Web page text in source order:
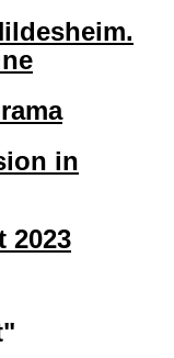
in
2023